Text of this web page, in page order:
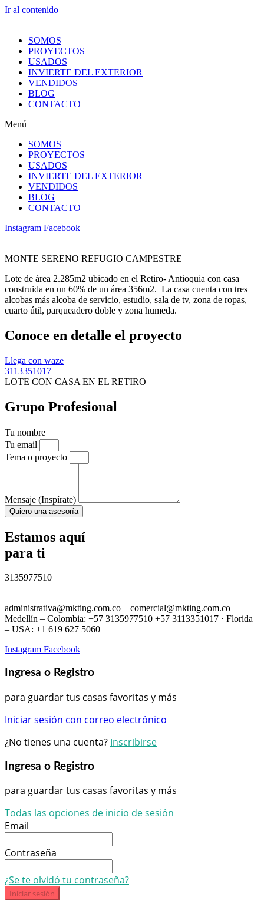
Ir al contenido
SOMOS
PROYECTOS
USADOS
INVIERTE DEL EXTERIOR
VENDIDOS
BLOG
CONTACTO
Menú
SOMOS
PROYECTOS
USADOS
INVIERTE DEL EXTERIOR
VENDIDOS
BLOG
CONTACTO
Instagram Facebook
MONTE SERENO REFUGIO CAMPESTRE
Lote de área 2.285m2 ubicado en el Retiro- Antioquia con casa
construida en un 60% de un área 356m2. La casa cuenta con tres
alcobas más alcoba de servicio, estudio, sala de tv, zona de ropas,
cuarto útil, parqueadero doble y zona humeda.
Conoce en detalle el proyecto
Llega con waze
3113351017
LOTE CON CASA EN EL RETIRO
Grupo Profesional
Tu nombre
Tu email
Tema o proyecto
Mensaje (Inspírate)
Quiero una asesoría
Estamos aquí
para ti
3135977510
administrativa@mkting.com.co – comercial@mkting.com.co
Medellín – Colombia: +57 3135977510 +57 3113351017 · Florida
– USA: +1 619 627 5060
Instagram Facebook
Ingresa o Registro
para guardar tus casas favoritas y más
Iniciar sesión con correo electrónico
¿No tienes una cuenta? Inscribirse
Ingresa o Registro
para guardar tus casas favoritas y más
Todas las opciones de inicio de sesión
Email
Contraseña
¿Se te olvidó tu contraseña?
Iniciar sesión